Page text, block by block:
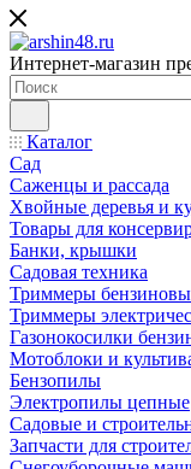
Интернет-магазин
Каталог
Сад
Саженцы и рассада
Хвойные деревья и
Товары для
Банки, крышки
Садовая техника
Триммеры
Триммеры
Газонокосилки
Мотоблоки и
Бензопилы
Электропилы цепные
Садовые и
Запчасти для